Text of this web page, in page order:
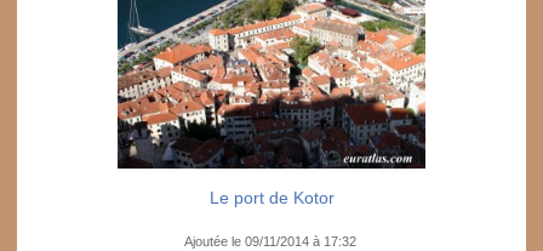
Le port de Kotor
Ajoutée le 09/11/2014 à 17:32